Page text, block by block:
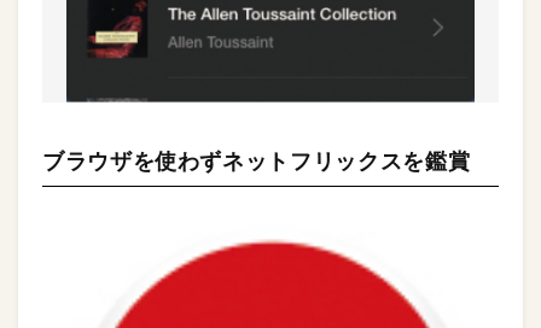
ブラウザを使わずネットフリックスを鑑賞